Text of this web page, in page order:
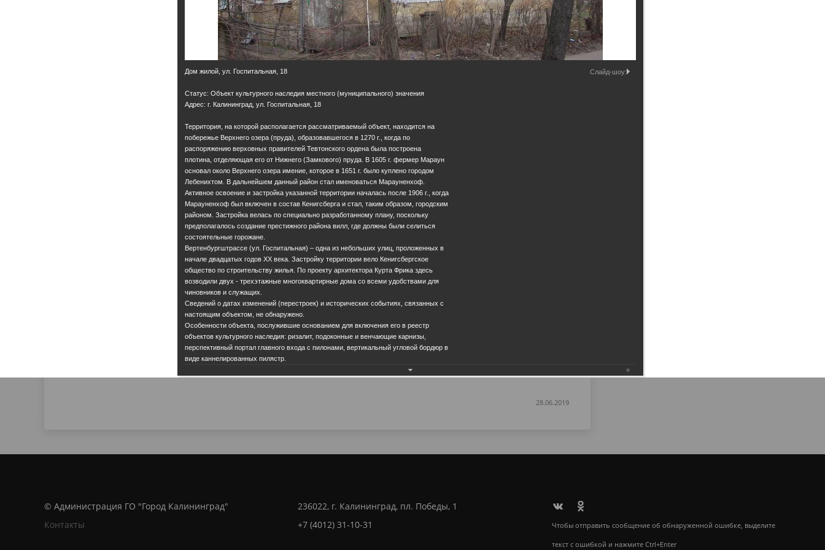
Еще фотографии
28.06.2019
© Администрация ГО "Город Калининград"
Контакты
236022, г. Калининград, пл. Победы, 1
+7 (4012) 31-10-31
Чтобы отправить сообщение об обнаруженной ошибке, выделите
текст с ошибкой и нажмите Ctrl+Enter
Дом жилой, ул. Госпитальная, 18
Статус: Объект культурного наследия местного (муниципального) значения
Адрес: г. Калининград, ул. Госпитальная, 18
Территория, на которой располагается рассматриваемый объект, находится на
побережье Верхнего озера (пруда), образовавшегося в 1270 г., когда по
распоряжению верховных правителей Тевтонского ордена была построена
плотина, отделяющая его от Нижнего (Замкового) пруда. В 1605 г. фермер Мараун
основал около Верхнего озера имение, которое в 1651 г. было куплено городом
Лебенихтом. В дальнейшем данный район стал именоваться Марауненхоф.
Активное освоение и застройка указанной территории началась после 1906 г., когда
Марауненхоф был включен в состав Кенигсберга и стал, таким образом, городским
районом. Застройка велась по специально разработанному плану, поскольку
предполагалось создание престижного района вилл, где должны были селиться
состоятельные горожане.
Вертенбургштрассе (ул. Госпитальная) – одна из небольших улиц, проложенных в
начале двадцатых годов ХХ века. Застройку территории вело Кенигсбергское
общество по строительству жилья. По проекту архитектора Курта Фрика здесь
возводили двух - трехэтажные многоквартирные дома со всеми удобствами для
чиновников и служащих.
Сведений о датах изменений (перестроек) и исторических событиях, связанных с
настоящим объектом, не обнаружено.
Особенности объекта, послужившие основанием для включения его в реестр
объектов культурного наследия: ризалит, подоконные и венчающие карнизы,
перспективный портал главного входа с пилонами, вертикальный угловой бордюр в
виде каннелированных пилястр.
Слайд-шоу: